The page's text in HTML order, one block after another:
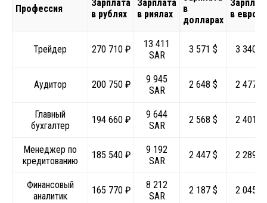
Профессия
Зарплата
в рублях
Зарплата
в риялах
в
долларах
в евро
Трейдер 270 710 ₽
13 411
SAR
3 571 $ 3 340 €
Аудитор 200 750 ₽
9 945
SAR
2 648 $ 2 477 €
Главный
бухгалтер
194 660 ₽
9 644
SAR
2 568 $ 2 401 €
Менеджер по
кредитованию
185 540 ₽
9 192
SAR
2 447 $ 2 289 €
Финансовый
аналитик
165 770 ₽
8 212
SAR
2 187 $ 2 045 €